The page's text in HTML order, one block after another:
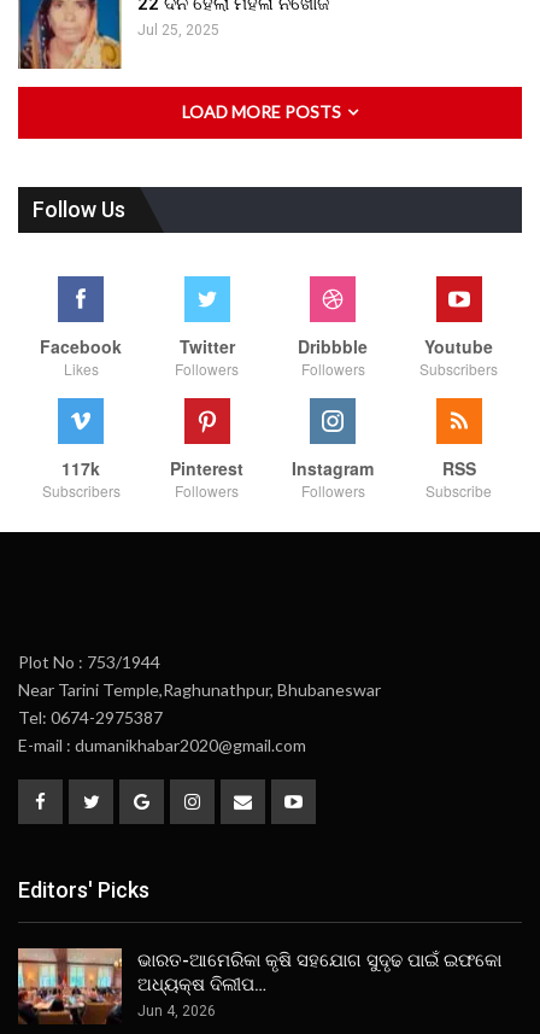
Jul 25, 2025
LOAD MORE POSTS
Follow Us
Facebook
Likes
Twitter
Followers
Dribbble
Followers
Youtube
Subscribers
117k
Subscribers
Pinterest
Followers
Instagram
Followers
RSS
Subscribe
Plot No : 753/1944
Near Tarini Temple,Raghunathpur, Bhubaneswar
Tel: 0674-2975387
E-mail : dumanikhabar2020@gmail.com
Editors' Picks
ଭାରତ-ଆମେରିକା କୃଷି ସହଯୋଗ ସୁଦୃଢ ପାଇଁ ଇଫକୋ
ଅଧ୍ୟକ୍ଷ ଦିଲୀପ…
Jun 4, 2026